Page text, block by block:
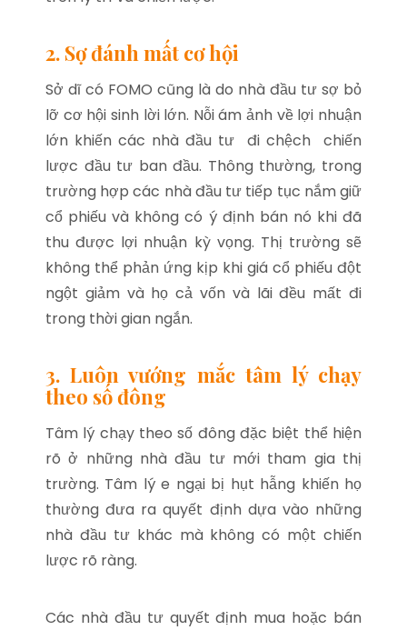
2. Sợ đánh mất cơ hội
Sở dĩ có FOMO cũng là do nhà đầu tư sợ bỏ
lỡ cơ hội sinh lời lớn. Nỗi ám ảnh về lợi nhuận
lớn khiến các nhà đầu tư đi chệch chiến
lược đầu tư ban đầu. Thông thường, trong
trường hợp các nhà đầu tư tiếp tục nắm giữ
cổ phiếu và không có ý định bán nó khi đã
thu được lợi nhuận kỳ vọng. Thị trường sẽ
không thể phản ứng kịp khi giá cổ phiếu đột
ngột giảm và họ cả vốn và lãi đều mất đi
trong thời gian ngắn.
3. Luôn vướng mắc tâm lý chạy
theo số đông
Tâm lý chạy theo số đông đặc biệt thể hiện
rõ ở những nhà đầu tư mới tham gia thị
trường. Tâm lý e ngại bị hụt hẫng khiến họ
thường đưa ra quyết định dựa vào những
nhà đầu tư khác mà không có một chiến
lược rõ ràng.
Các nhà đầu tư quyết định mua hoặc bán